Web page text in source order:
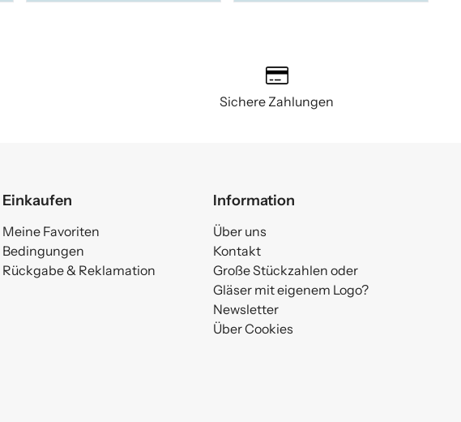
Sichere Zahlungen
Einkaufen
Meine Favoriten
Bedingungen
Rückgabe & Reklamation
Information
Über uns
Kontakt
Große Stückzahlen oder
Gläser mit eigenem Logo?
Newsletter
Über Cookies